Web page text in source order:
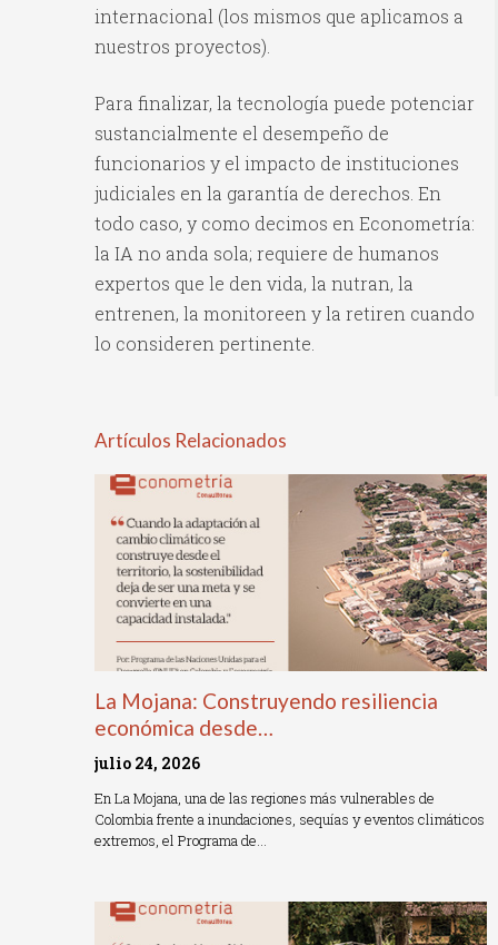
internacional (los mismos que aplicamos a
nuestros proyectos).
Para finalizar, la tecnología puede potenciar
sustancialmente el desempeño de
funcionarios y el impacto de instituciones
judiciales en la garantía de derechos. En
todo caso, y como decimos en Econometría:
la IA no anda sola; requiere de humanos
expertos que le den vida, la nutran, la
entrenen, la monitoreen y la retiren cuando
lo consideren pertinente.
Artículos Relacionados
La Mojana: Construyendo resiliencia
económica desde…
julio 24, 2026
En La Mojana, una de las regiones más vulnerables de
Colombia frente a inundaciones, sequías y eventos climáticos
extremos, el Programa de…